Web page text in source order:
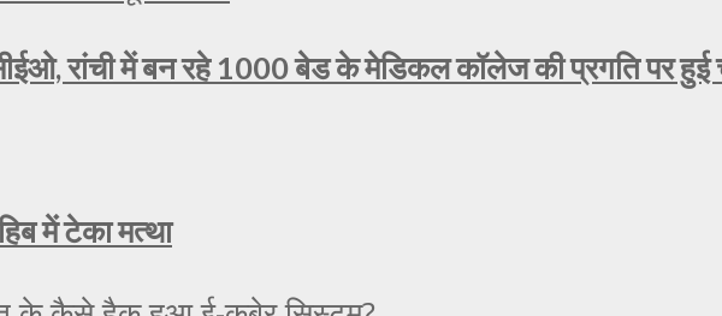
रांची में बन रहे 1000 बेड के मेडिकल कॉलेज की प्रगति पर हुई
में टेका मत्था